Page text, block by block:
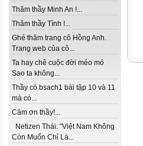
Thăm thầy Minh An !...
Thăm thầy Tình !...
Ghé thăm trang cô Hồng Anh.
Trang web của cô...
Ta hay chê cuộc đời méo mó
Sao ta không...
Thầy có bsach1 bài tập 10 và 11
mà có...
Cảm ơn thầy!...
Netizen Thái: "Việt Nam Không
Còn Muốn Chỉ Là...